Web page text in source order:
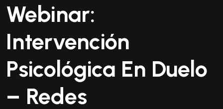
Webinar:
Intervención
Psicológica En Duelo
– Redes